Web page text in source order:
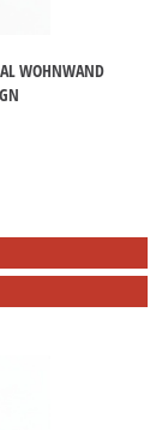
WOHNWAND